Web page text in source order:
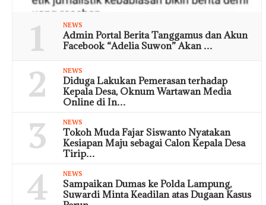
1 NEWS
Admin Portal Berita Tanggamus dan Akun
Facebook “Adelia Suwon” Akan …
2 NEWS
Diduga Lakukan Pemerasan terhadap
Kepala Desa, Oknum Wartawan Media
Online di In…
3 NEWS
Tokoh Muda Fajar Siswanto Nyatakan
Kesiapan Maju sebagai Calon Kepala Desa
Tirip…
4 NEWS
Sampaikan Dumas ke Polda Lampung,
Suwardi Minta Keadilan atas Dugaan Kasus